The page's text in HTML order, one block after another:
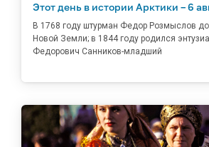
Этот день в истории Арктики – 6
В 1768 году штурман Федор Розмыслов
Новой Земли; в 1844 году родился
Федорович Санников-младший